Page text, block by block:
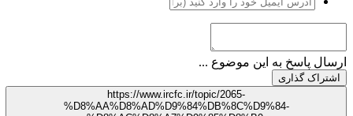
پاسخ به این موضوع ...
گذاری
https://www.ircfc.ir/topic/2065-
%D8%AA%D8%AD%D9%84%DB%8C%D9%84-